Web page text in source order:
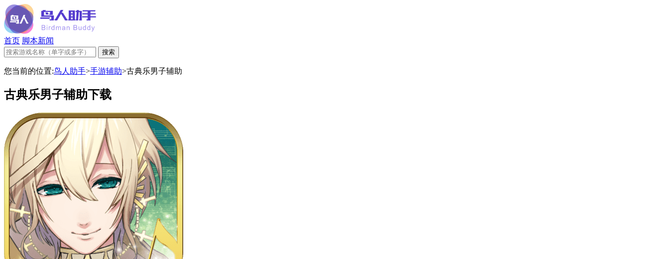
首页 脚本新闻
您当前的位置:鸟人助手>手游辅助>古典乐男子辅助
古典乐男子辅助下载